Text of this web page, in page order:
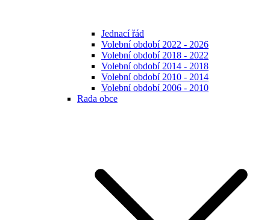
Jednací řád
Volební období 2022 - 2026
Volební období 2018 - 2022
Volební období 2014 - 2018
Volební období 2010 - 2014
Volební období 2006 - 2010
Rada obce